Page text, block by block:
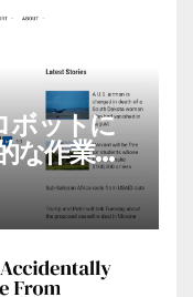
ボットに
な作業を
ザン パブ
および